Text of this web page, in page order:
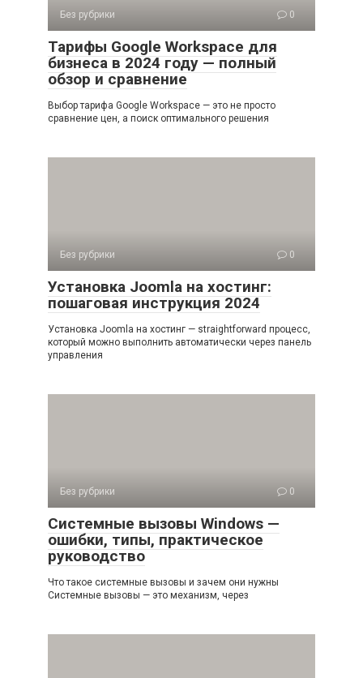
Без рубрики 0
Тарифы Google Workspace для
бизнеса в 2024 году — полный
обзор и сравнение
Выбор тарифа Google Workspace — это не просто
сравнение цен, а поиск оптимального решения
Без рубрики 0
Установка Joomla на хостинг:
пошаговая инструкция 2024
Установка Joomla на хостинг — straightforward процесс,
который можно выполнить автоматически через панель
управления
Без рубрики 0
Системные вызовы Windows —
ошибки, типы, практическое
руководство
Что такое системные вызовы и зачем они нужны
Системные вызовы — это механизм, через